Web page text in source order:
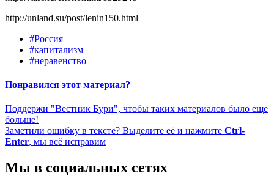
http://unland.su/post/lenin150.html
#Россия
#капитализм
#неравенство
Понравился этот материал?
Поддержи "Вестник Бури", чтобы таких материалов было еще
больше!
Заметили ошибку в тексте? Выделите её и нажмите Ctrl-
Enter, мы всё исправим
Мы в социальных сетях